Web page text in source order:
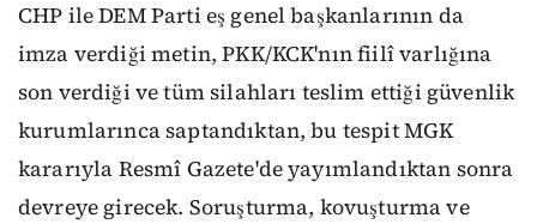
CHP ile DEM Parti eş genel başkanlarının da
imza verdiği metin, PKK/KCK'nın fiilî varlığına
son verdiği ve tüm silahları teslim ettiği güvenlik
kurumlarınca saptandıktan, bu tespit MGK
kararıyla Resmî Gazete'de yayımlandıktan sonra
devreye girecek. Soruşturma, kovuşturma ve